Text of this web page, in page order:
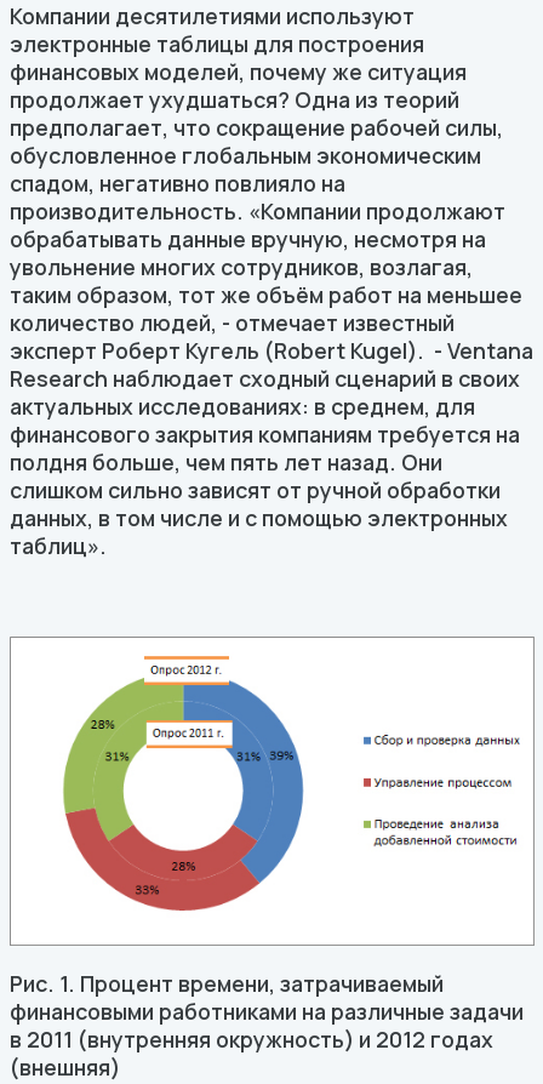
Компании десятилетиями используют
электронные таблицы для построения
финансовых моделей, почему же ситуация
продолжает ухудшаться? Одна из теорий
предполагает, что сокращение рабочей силы,
обусловленное глобальным экономическим
спадом, негативно повлияло на
производительность. «Компании продолжают
обрабатывать данные вручную, несмотря на
увольнение многих сотрудников, возлагая,
таким образом, тот же объём работ на меньшее
количество людей, - отмечает известный
эксперт Роберт Кугель (Robert Kugel). - Ventana
Research наблюдает сходный сценарий в своих
актуальных исследованиях: в среднем, для
финансового закрытия компаниям требуется на
полдня больше, чем пять лет назад. Они
слишком сильно зависят от ручной обработки
данных, в том числе и с помощью электронных
таблиц».
Рис. 1. Процент времени, затрачиваемый
финансовыми работниками на различные задачи
в 2011 (внутренняя окружность) и 2012 годах
(внешняя)